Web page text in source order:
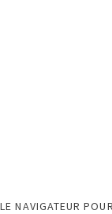
NAVIGATEUR